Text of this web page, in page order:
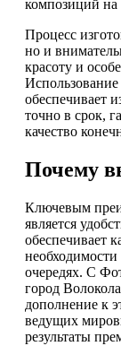
композиций на
Процесс
но и
красоту и
обеспечивает
точно в срок,
качество
Почему
Ключевым
является
обеспечивает
очередях. С
город
дополнение к
ведущих
результаты